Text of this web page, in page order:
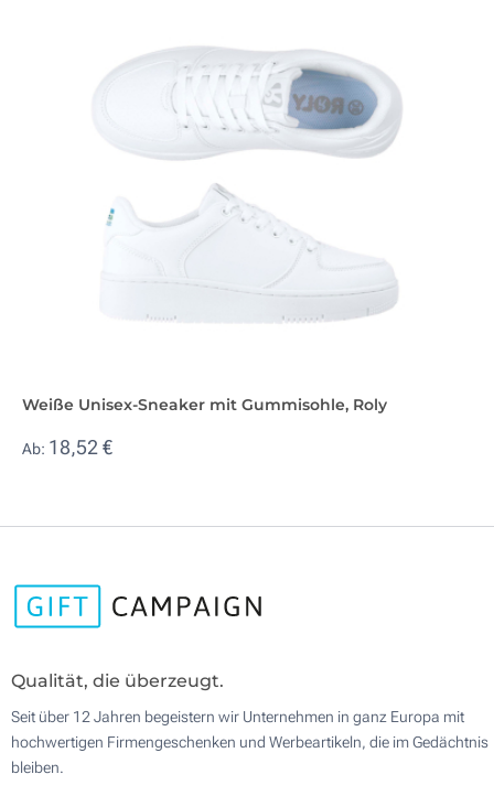
Weiße Unisex-Sneaker mit Gummisohle, Roly
Ab: 18,52 €
Qualität, die überzeugt.
Seit über 12 Jahren begeistern wir Unternehmen in ganz Europa mit
hochwertigen Firmengeschenken und Werbeartikeln, die im Gedächtnis
bleiben.